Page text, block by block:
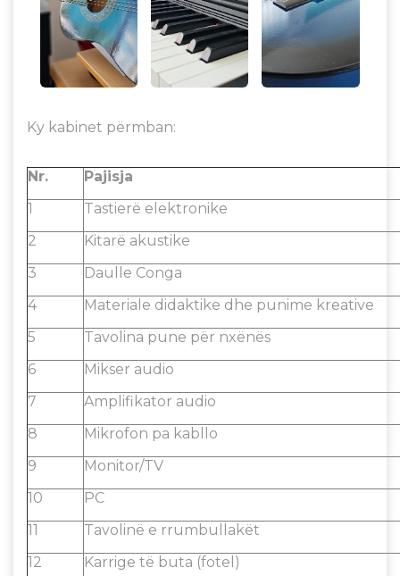
Ky kabinet përmban:
Nr.
Pajisja
1
Tastierë elektronike
2
Kitarë akustike
3
Daulle Conga
4
Materiale didaktike dhe punime kreative
5
Tavolina pune për nxënës
6
Mikser audio
7
Amplifikator audio
8
Mikrofon pa kabllo
9
Monitor/TV
10
PC
11
Tavolinë e rrumbullakët
12
Karrige të buta (fotel)